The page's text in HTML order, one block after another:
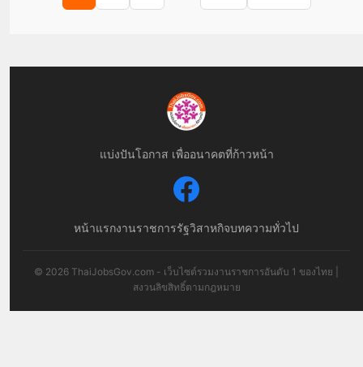
แบ่งปันโอกาส เพื่ออนาคตที่ก้าวหน้า
หน้าแรกงานราชการรัฐวิสาหกิจบทความทั่วไป
© 2026 ThaiJobsGov.com - เว็บไซต์รวมงานราชการอันดับ 1 ของไทย |
สงวนลิขสิทธิ์ตามกฎหมาย